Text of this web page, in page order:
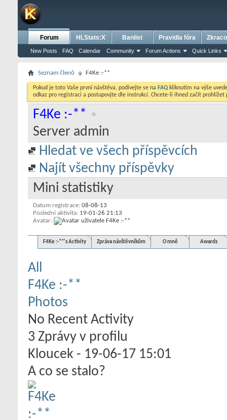
Forum
New Posts FAQ Calendar Community Forum Actions Quick Links
HLStats:X Banlist Pravidla fóra
Seznam členů F4Ke :-**
Pokud je toto Vaše první návštěva, podívejte se na FAQ kliknutím na výše
odkaz pro registraci a postupovjte dle instrukcí. Chcete-li ihned začít
F4Ke :-**
Server admin
Hledat ve všech příspěvcích
Najít všechny příspěvky
Mini statistiky
Datum registrace 08-08-13
Poslední aktivita 19-01-26 21:13
Avatar
F4Ke :-**'s Activity Zpráva návštěvníkům O mně Awards
All
F4Ke :-**
Photos
No Recent Activity
3 Zprávy v profilu
Kloucek - 19-06-17 15:01
A co se stalo?